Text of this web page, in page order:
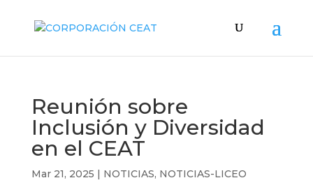
Reunión sobre
Inclusión y Diversidad
en el CEAT
Mar 21, 2025 | NOTICIAS, NOTICIAS-LICEO